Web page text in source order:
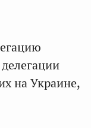
на Украине,